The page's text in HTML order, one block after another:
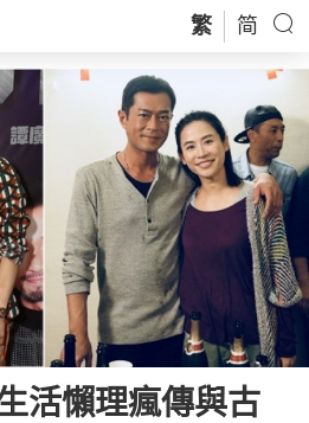
繁 简
活懶理瘋傳與古